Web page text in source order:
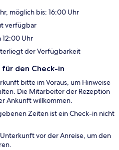
möglich bis: 16:00 Uhr
verfügbar
12:00 Uhr
der Verfügbarkeit
den Check-in
bitte im Voraus, um Hinweise
Die Mitarbeiter der Rezeption
Ankunft willkommen.
Zeiten ist ein Check-in nicht
vor der Anreise, um den